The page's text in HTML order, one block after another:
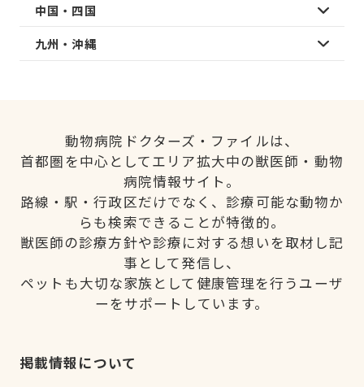
中国・四国
九州・沖縄
動物病院ドクターズ・ファイルは、
首都圏を中心としてエリア拡大中の獣医師・動物
病院情報サイト。
路線・駅・行政区だけでなく、診療可能な動物か
らも検索できることが特徴的。
獣医師の診療方針や診療に対する想いを取材し記
事として発信し、
ペットも大切な家族として健康管理を行うユーザ
ーをサポートしています。
掲載情報について